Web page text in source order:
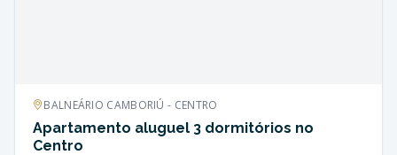
BALNEÁRIO CAMBORIÚ - CENTRO
Apartamento aluguel 3 dormitórios no
Centro